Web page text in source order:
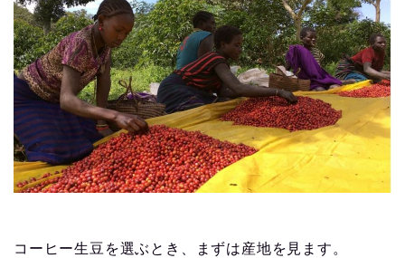
コーヒー生豆を選ぶとき、まずは産地を見ます。